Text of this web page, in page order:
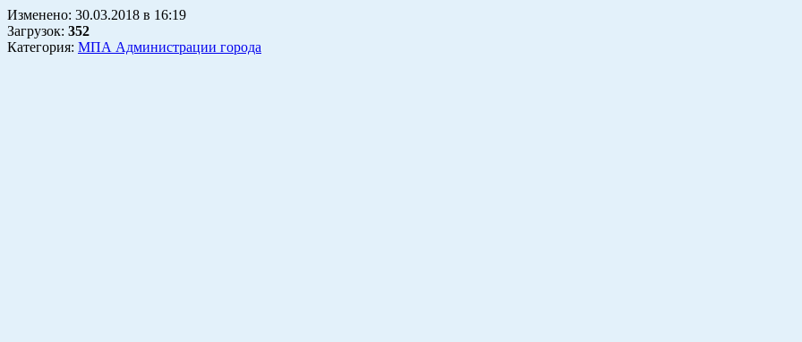
Изменено: 30.03.2018 в 16:19
Загрузок: 352
Категория: МПА Администрации города